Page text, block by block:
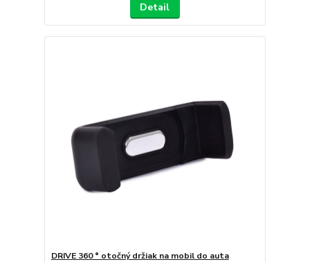
Detail
DRIVE 360 ° otočný držiak na mobil do auta